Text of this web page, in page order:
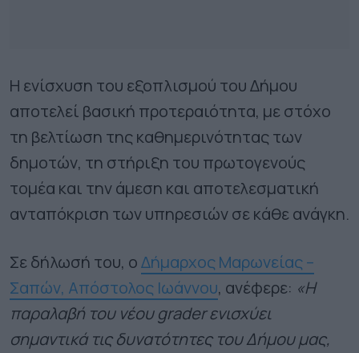
Η ενίσχυση του εξοπλισμού του Δήμου
αποτελεί βασική προτεραιότητα, με στόχο
τη βελτίωση της καθημερινότητας των
δημοτών, τη στήριξη του πρωτογενούς
τομέα και την άμεση και αποτελεσματική
ανταπόκριση των υπηρεσιών σε κάθε ανάγκη.
Σε δήλωσή του, οΔήμαρχος Μαρωνείας –
Σαπών, Απόστολος Ιωάννου, ανέφερε: «Η
παραλαβή του νέου grader ενισχύει
σημαντικά τις δυνατότητες του Δήμου μας,